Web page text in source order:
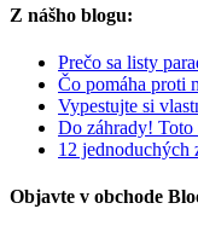
Z nášho blogu:
Prečo sa listy
Čo pomáha proti
Vypestujte si
Do záhrady! Toto
12 jednoduchých
Objavte v obchode